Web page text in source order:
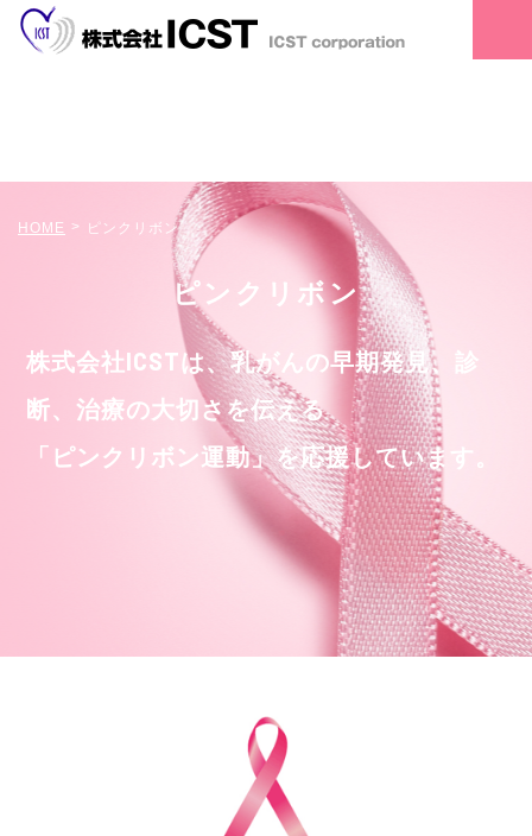
HOME ピンクリボン
ピンクリボン
株式会社ICSTは、乳がんの早期発見、診
断、治療の大切さを伝える
「ピンクリボン運動」を応援しています。